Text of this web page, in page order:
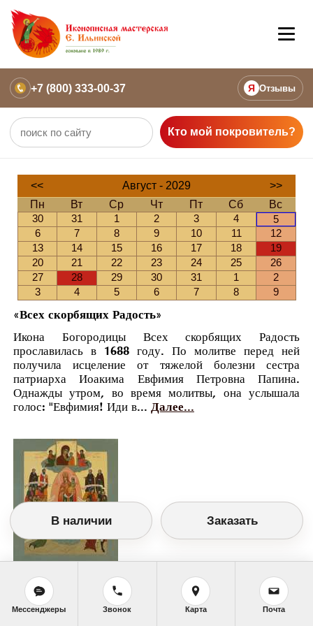
+7 (800) 333-00-37 Я Отзывы
Кто мой покровитель?
<< Август - 2029
>>
Пн
Вт Ср Чт Пт Сб
Вс
30
31 1 2 3 4
5
6
7 8 9 10 11
12
13
14 15 16 17 18
19
20
21 22 23 24 25
26
27
28 29 30 31 1
2
3
4 5 6 7 8 9
«Всех скорбящих Радость»
Икона Богородицы Всех скорбящих Радость
прославилась в 1688 году. По молитве перед ней
получила исцеление от тяжелой болезни сестра
патриарха Иоакима Евфимия Петровна Папина.
Однажды утром, во время молитвы, она услышала
голос: "Евфимия! Иди в... Далее...
Православный календарь
<<
Воскресенье, 5 Августа (23 Июля по
старому стилю)>>
В наличии Заказать
Мессенджеры Звонок Карта Почта